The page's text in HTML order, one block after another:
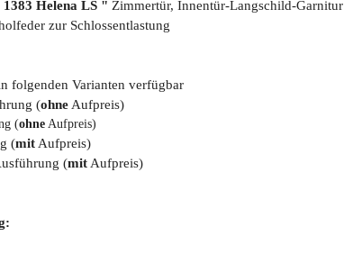
1383 Helena LS " Zimmertür, Innentür-Langschild-Garnitur
zur Schlossentlastung
folgenden Varianten verfügbar
(ohneAufpreis)
(ohne Aufpreis)
(mitAufpreis)
(mitAufpreis)